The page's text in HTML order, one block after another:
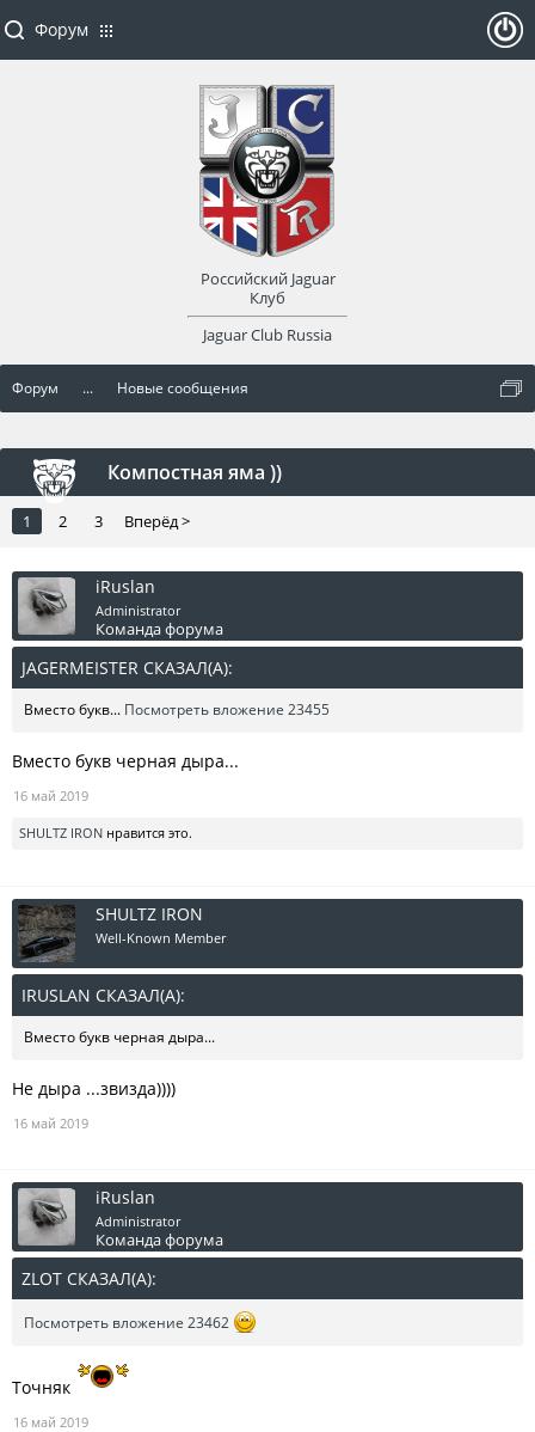
Форум ... Новые сообщения
Компостная яма ))
1 2 3 Вперёд >
iRuslan
Administrator
Команда форума
JAGERMEISTER СКАЗАЛ(А):
Вместо букв... Посмотреть вложение 23455
Вместо букв черная дыра...
16 май 2019
SHULTZ IRON нравится это.
SHULTZ IRON
Well-Known Member
IRUSLAN СКАЗАЛ(А):
Вместо букв черная дыра...
Не дыра ...звизда))))
16 май 2019
iRuslan
Administrator
Команда форума
ZLOT СКАЗАЛ(А):
Посмотреть вложение 23462
Точняк
16 май 2019
Форум
Российский Jaguar
Клуб
Jaguar Club Russia
оват